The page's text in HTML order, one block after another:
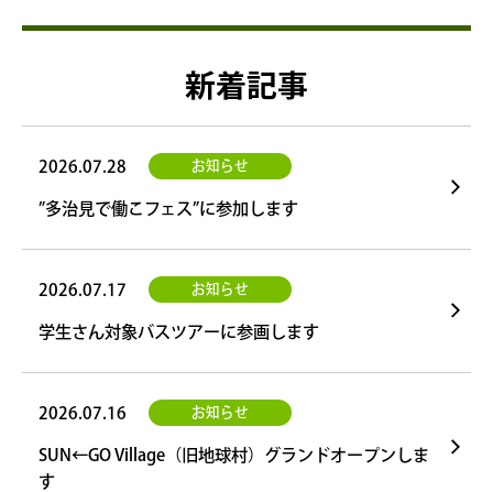
新着記事
2026.07.28 お知らせ
”多治見で働こフェス”に参加します
2026.07.17 お知らせ
学生さん対象バスツアーに参画します
2026.07.16 お知らせ
SUN←GO Village（旧地球村）グランドオープンしま
す